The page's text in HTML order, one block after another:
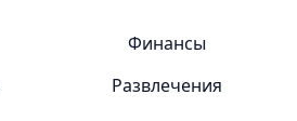
Финансы
Развлечения